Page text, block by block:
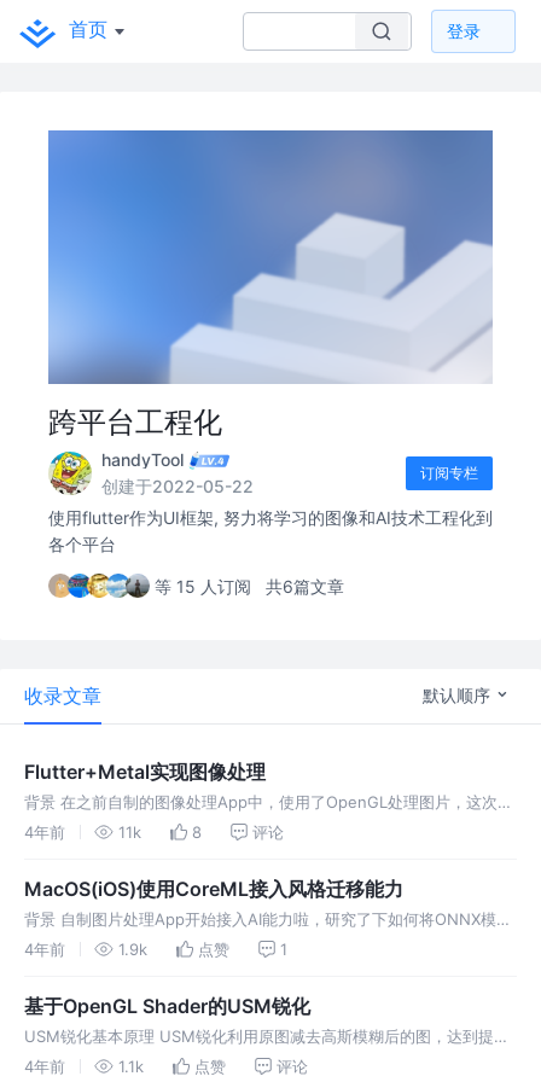
首页 登录
跨平台工程化
handyTool
创建于2022-05-22
订阅专栏
使用flutter作为UI框架, 努力将学习的图像和AI技术工程化到
各个平台
等 15 人订阅 共6篇文章
收录文章 默认顺序
Flutter+Metal实现图像处理
背景 在之前自制的图像处理App中，使用了OpenGL处理图片，这次使
用Metal替代OpenGL，来达到更好的性能，顺便熟悉一下Metal的渲染
4年前 11k 8 评论
MacOS(iOS)使用CoreML接入风格迁移能力
背景 自制图片处理App开始接入AI能力啦，研究了下如何将ONNX模型
转换为CoreML模型，并且在MacOS上运行（iOS应该也是可以支持
4年前 1.9k 点赞 1
基于OpenGL Shader的USM锐化
USM锐化基本原理 USM锐化利用原图减去高斯模糊后的图，达到提升
边缘清晰度的目的，基本公式如下 usmFactor表示锐化程度，可以从0
4年前 1.1k 点赞 评论